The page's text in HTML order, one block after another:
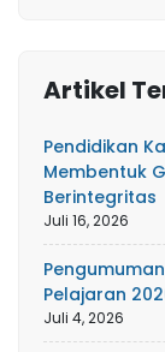
Artikel
Pendidikan
Membentuk
Berintegritas
Juli 16, 2026
Pelajaran
Juli 4, 2026